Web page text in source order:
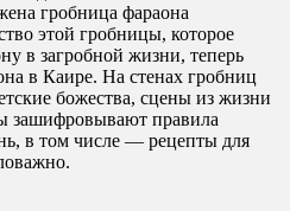
гробница фараона
этой гробницы, которое
в загробной жизни, теперь
в Каире. На стенах гробниц
божества, сцены из жизни
зашифровывают правила
в том числе — рецепты для